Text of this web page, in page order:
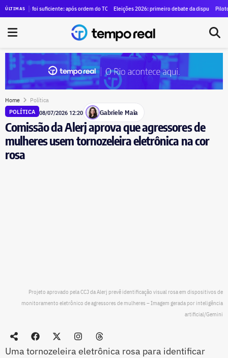
ÚLTIMAS
para alugar SUVs blindados para diretores por R$ 1,29 milhão
foi suficiente: após ordem do TCE para anular contrato de mais de R$ 100 milhões, Duque de
Eleições 2026: primeiro debate da disputa pelo governo do
Piloto brasileiro
Home Política
POLÍTICA 08/07/2026 12:20 Gabriele Maia
Comissão da Alerj aprova que agressores de
mulheres usem tornozeleira eletrônica na cor
rosa
Projeto aprovado pela CCJ da Alerj prevê identificação visual rosa em dispositivos de
monitoramento eletrônico de agressores de mulheres – Imagem gerada por inteligência
artificial/Gemini
Uma tornozeleira eletrônica rosa para identificar